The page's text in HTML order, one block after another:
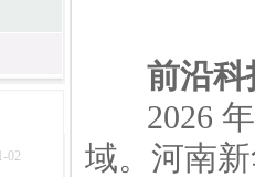
02
前沿科
2026 年
域。河南